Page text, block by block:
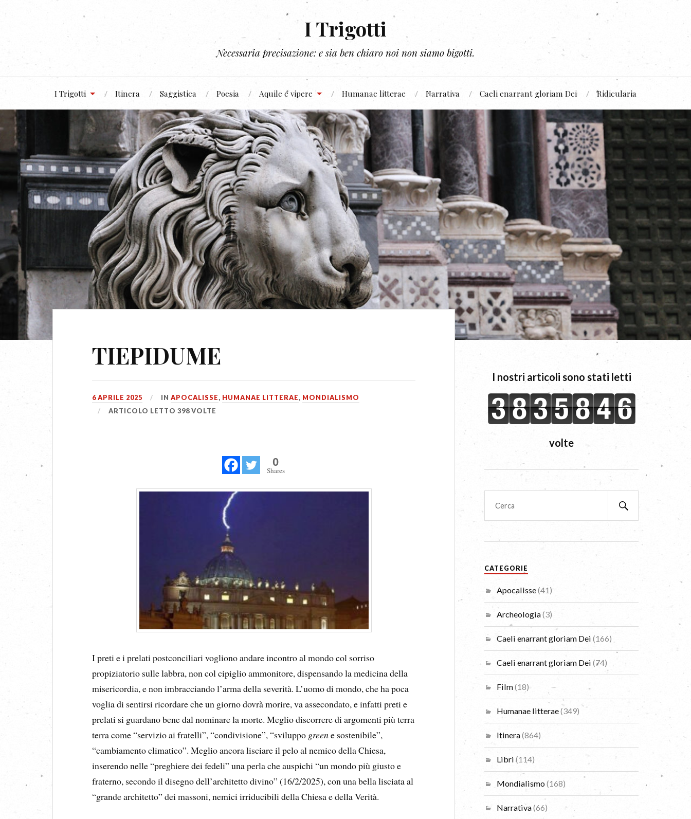
I Trigotti
Necessaria precisazione: e sia ben chiaro noi non siamo bigotti.
I Trigotti Itinera Saggistica Poesia Aquile e vipere Humanae litterae Narrativa Caeli enarrant gloriam Dei Ridicularia
TIEPIDUME
6 APRILE 2025 INAPOCALISSE, HUMANAE LITTERAE, MONDIALISMO
ARTICOLO LETTO 398 VOLTE
0
Shares
I preti e i prelati postconciliari vogliono andare incontro al mondo col sorriso
propiziatorio sulle labbra, non col cipiglio ammonitore, dispensando la medicina della
misericordia, e non imbracciando l’arma della severità. L’uomo di mondo, che ha poca
voglia di sentirsi ricordare che un giorno dovrà morire, va assecondato, e infatti preti e
prelati si guardano bene dal nominare la morte. Meglio discorrere di argomenti più terra
terra come “servizio ai fratelli”, “condivisione”, “sviluppo greene sostenibile”,
“cambiamento climatico”. Meglio ancora lisciare il pelo al nemico della Chiesa,
inserendo nelle “preghiere dei fedeli” una perla che auspichi “un mondo più giusto e
fraterno, secondo il disegno dell’architetto divino” (16/2/2025), con una bella lisciata al
“grande architetto” dei massoni, nemici irriducibili della Chiesa e della Verità.
I nostri articoli sono stati letti
volte
CATEGORIE
Apocalisse(41)
Archeologia(3)
Caeli enarrant gloriam Dei (166)
Caeli enarrant gloriam Dei (74)
Film(18)
Humanae litterae(349)
Itinera(864)
Libri (114)
Mondialismo(168)
Narrativa(66)